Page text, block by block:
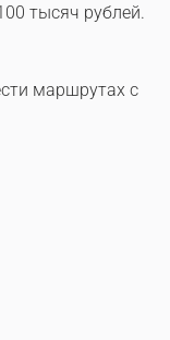
тысяч рублей.
маршрутах с